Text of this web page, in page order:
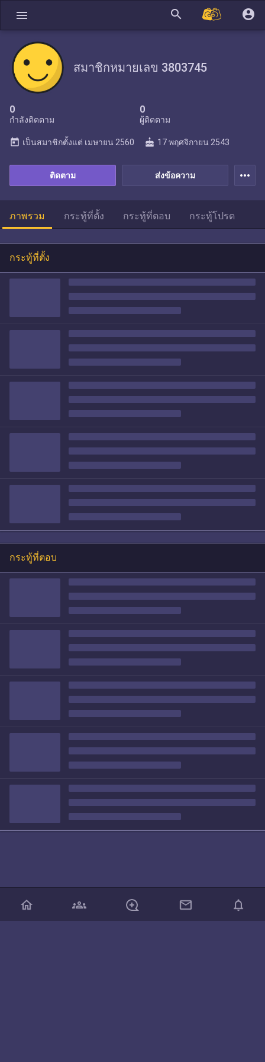
menu search account_circle
สมาชิกหมายเลข 3803745
0
กำลังติดตาม
0
ผู้ติดตาม
ส่งข้อความ
ติดตาม
today เป็นสมาชิกตั้งแต่ เมษายน 2560 cake 17 พฤศจิกายน 2543
more_horiz
ภาพรวม กระทู้ที่ตั้ง กระทู้ที่ตอบ กระทู้โปรด
กระทู้ที่ตั้ง
กระทู้ที่ตอบ